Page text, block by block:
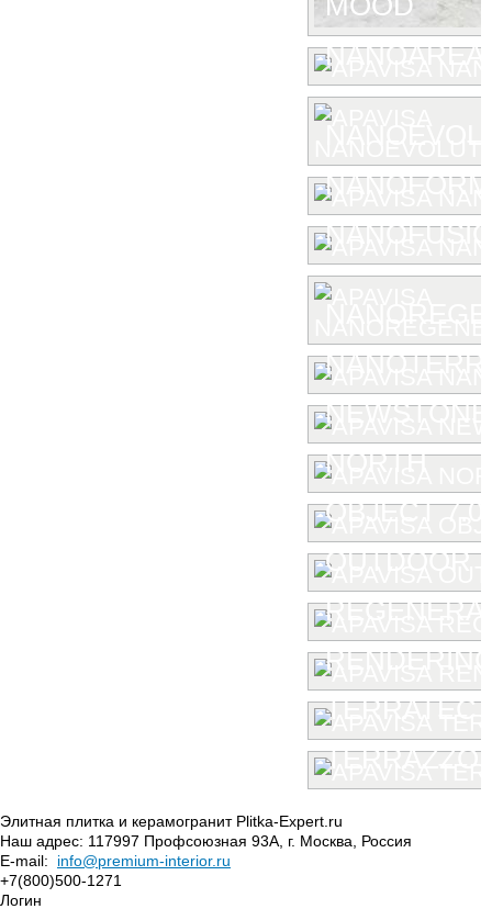
NANOAREA
NEWSTONE
NORTH
OBJECT 7.0
OUTDOOR
TERRATEC
TERRAZZO
Элитная плитка и керамогранит Plitka-Expert.ru
Наш адрес: 117997 Профсоюзная 93А, г. Москва, Россия
E-mail:
info@premium-interior.ru
+7(800)500-1271
Логин